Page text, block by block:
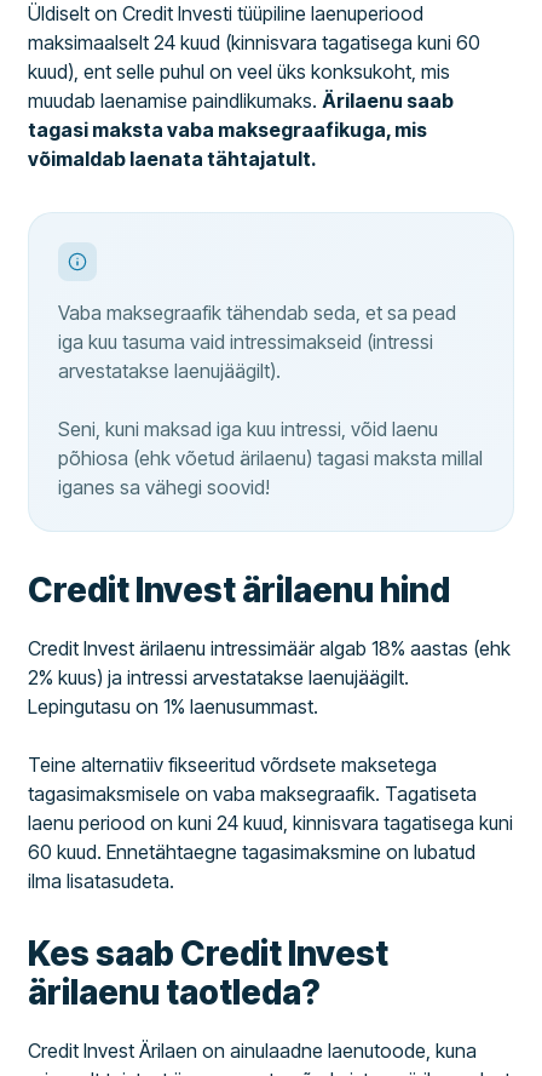
Üldiselt on Credit Investi tüüpiline laenuperiood
maksimaalselt 24 kuud (kinnisvara tagatisega kuni 60
kuud), ent selle puhul on veel üks konksukoht, mis
muudab laenamise paindlikumaks.Ärilaenu saab
tagasi maksta vaba maksegraafikuga, mis
võimaldab laenata tähtajatult.
Vaba maksegraafik tähendab seda, et sa pead
iga kuu tasuma vaid intressimakseid (intressi
arvestatakse laenujäägilt).
Seni, kuni maksad iga kuu intressi, võid laenu
põhiosa (ehk võetud ärilaenu) tagasi maksta millal
iganes sa vähegi soovid!
Credit Invest ärilaenu hind
Credit Invest ärilaenu intressimäär algab 18% aastas (ehk
2% kuus) ja intressi arvestatakse laenujäägilt.
Lepingutasu on 1% laenusummast.
Teine alternatiiv fikseeritud võrdsete maksetega
tagasimaksmisele on vaba maksegraafik. Tagatiseta
laenu periood on kuni 24 kuud, kinnisvara tagatisega kuni
60 kuud. Ennetähtaegne tagasimaksmine on lubatud
ilma lisatasudeta.
Kes saab Credit Invest
ärilaenu taotleda?
Credit Invest Ärilaen on ainulaadne laenutoode, kuna